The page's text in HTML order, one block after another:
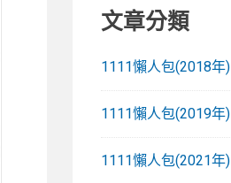
文章分類
1111懶人包(2018年)
1111懶人包(2019年)
1111懶人包(2021年)